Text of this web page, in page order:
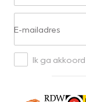
E-mailadres
Ik ga